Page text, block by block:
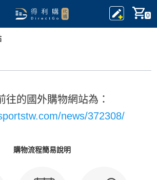
0
往的國外購物網站為：
news/372308/
購物流程簡易說明